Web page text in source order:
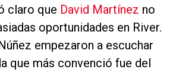
claro que David Martínez no
oportunidades en River.
empezaron a escuchar
que más convenció fue del